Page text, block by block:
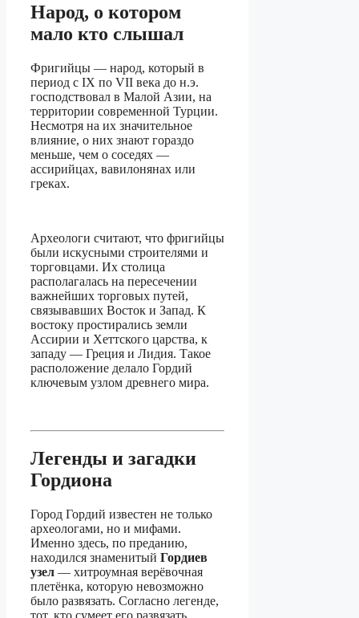
Народ, о котором
мало кто слышал
Фригийцы — народ, который в
период с IX по VII века до н.э.
господствовал в Малой Азии, на
территории современной Турции.
Несмотря на их значительное
влияние, о них знают гораздо
меньше, чем о соседях —
ассирийцах, вавилонянах или
греках.
Археологи считают, что фригийцы
были искусными строителями и
торговцами. Их столица
располагалась на пересечении
важнейших торговых путей,
связывавших Восток и Запад. К
востоку простирались земли
Ассирии и Хеттского царства, к
западу — Греция и Лидия. Такое
расположение делало Гордий
ключевым узлом древнего мира.
Легенды и загадки
Гордиона
Город Гордий известен не только
археологами, но и мифами.
Именно здесь, по преданию,
находился знаменитый Гордиев
узел — хитроумная верёвочная
плетёнка, которую невозможно
было развязать. Согласно легенде,
тот, кто сумеет его развязать,